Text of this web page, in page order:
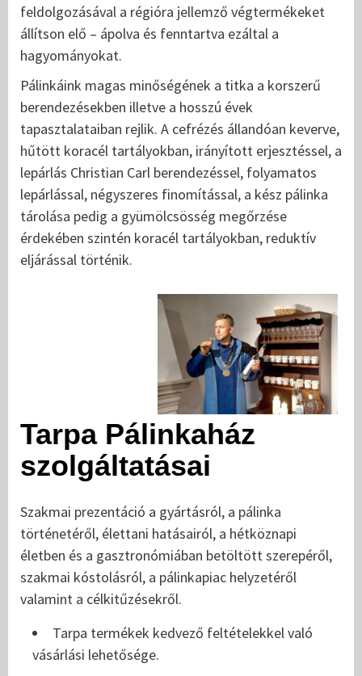
feldolgozásával a régióra jellemző végtermékeket
állítson elő – ápolva és fenntartva ezáltal a
hagyományokat.
Pálinkáink magas minőségének a titka a korszerű
berendezésekben illetve a hosszú évek
tapasztalataiban rejlik. A cefrézés állandóan keverve,
hűtött koracél tartályokban, irányított erjesztéssel, a
lepárlás Christian Carl berendezéssel, folyamatos
lepárlással, négyszeres finomítással, a kész pálinka
tárolása pedig a gyümölcsösség megőrzése
érdekében szintén koracél tartályokban, reduktív
eljárással történik.
Tarpa Pálinkaház
szolgáltatásai
Szakmai prezentáció a gyártásról, a pálinka
történetéről, élettani hatásairól, a hétköznapi
életben és a gasztronómiában betöltött szerepéről,
szakmai kóstolásról, a pálinkapiac helyzetéről
valamint a célkitűzésekről.
Tarpa termékek kedvező feltételekkel való
vásárlási lehetősége.